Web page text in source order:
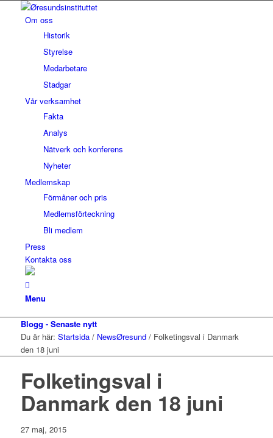
Om oss
Historik
Styrelse
Medarbetare
Stadgar
Vår verksamhet
Fakta
Analys
Nätverk och konferens
Nyheter
Medlemskap
Förmåner och pris
Medlemsförteckning
Bli medlem
Press
Kontakta oss
Menu
Blogg - Senaste nytt
Du är här: Startsida / NewsØresund / Folketingsval i Danmark
den 18 juni
Folketingsval i
Danmark den 18 juni
27 maj, 2015